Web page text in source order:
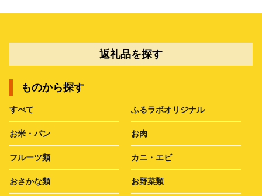
返礼品を探す
ものから探す
すべて ふるラボオリジナル
お米・パン お肉
フルーツ類 カニ・エビ
おさかな類 お野菜類